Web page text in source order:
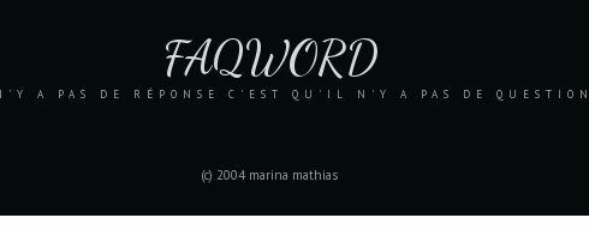
FAQWORD
A PAS DE RÉPONSE C'EST QU'IL N'Y A PAS DE QUESTION
(c) 2004 marina mathias